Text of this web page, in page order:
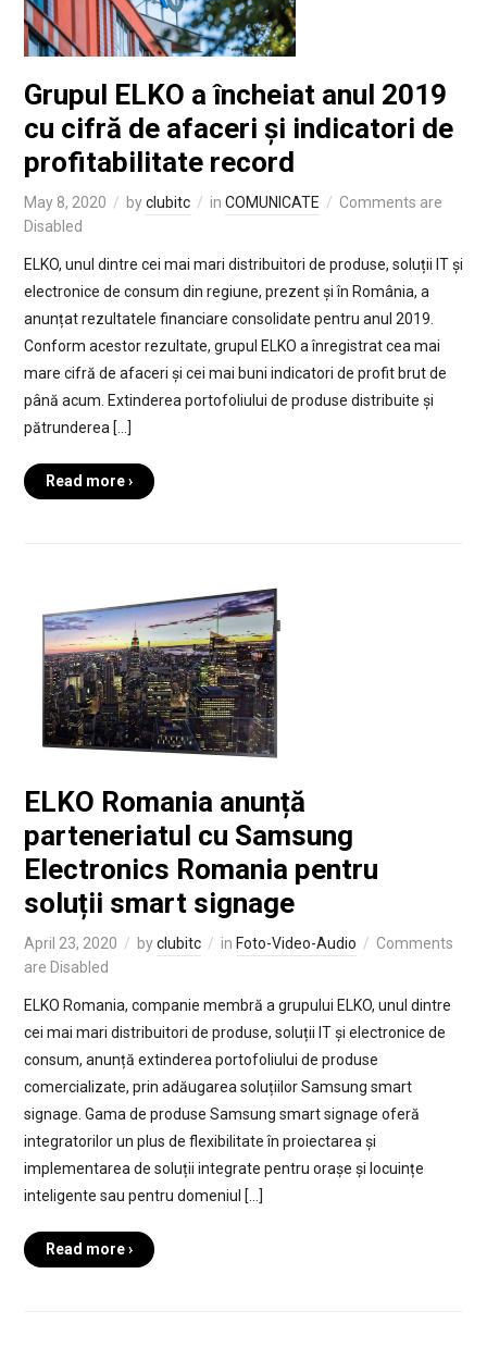
Grupul ELKO a încheiat anul 2019
cu cifră de afaceri și indicatori de
profitabilitate record
May 8, 2020 byclubitc in COMUNICATE
Comments are
Disabled
ELKO, unul dintre cei mai mari distribuitori de produse, soluții IT și
electronice de consum din regiune, prezent și în România, a
anunțat rezultatele financiare consolidate pentru anul 2019.
Conform acestor rezultate, grupul ELKO a înregistrat cea mai
mare cifră de afaceri și cei mai buni indicatori de profit brut de
până acum. Extinderea portofoliului de produse distribuite și
pătrunderea […]
Read more ›
ELKO Romania anunță
parteneriatul cu Samsung
Electronics Romania pentru
soluții smart signage
April 23, 2020 byclubitc in Foto-Video-Audio
Comments
are Disabled
ELKO Romania, companie membră a grupului ELKO, unul dintre
cei mai mari distribuitori de produse, soluții IT și electronice de
consum, anunță extinderea portofoliului de produse
comercializate, prin adăugarea soluțiilor Samsung smart
signage. Gama de produse Samsung smart signage oferă
integratorilor un plus de flexibilitate în proiectarea și
implementarea de soluții integrate pentru orașe și locuințe
inteligente sau pentru domeniul […]
Read more ›